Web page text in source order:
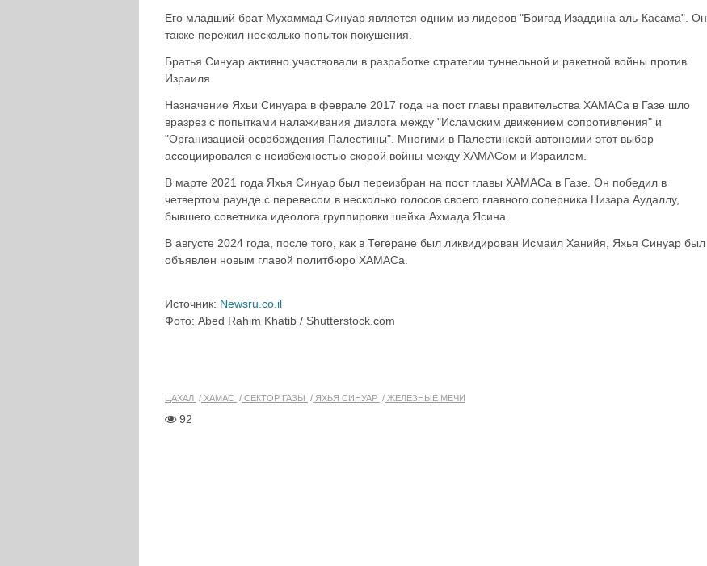
Его младший брат Мухаммад Синуар является одним из лидеров "Бригад Изаддина аль-Касама". Он
также пережил несколько попыток покушения.
Братья Синуар активно участвовали в разработке стратегии туннельной и ракетной войны против
Израиля.
Назначение Яхьи Синуара в феврале 2017 года на пост главы правительства ХАМАСа в Газе шло
вразрез с попытками налаживания диалога между "Исламским движением сопротивления" и
"Организацией освобождения Палестины". Многими в Палестинской автономии этот выбор
ассоциировался с неизбежностью скорой войны между ХАМАСом и Израилем.
В марте 2021 года Яхья Синуар был переизбран на пост главы ХАМАСа в Газе. Он победил в
четвертом раунде с перевесом в несколько голосов своего главного соперника Низара Аудаллу,
бывшего советника идеолога группировки шейха Ахмада Ясина.
В августе 2024 года, после того, как в Тегеране был ликвидирован Исмаил Ханийя, Яхья Синуар был
объявлен новым главой политбюро ХАМАСа.
Источник: Newsru.co.il
Фото: Abed Rahim Khatib / Shutterstock.com
ЦАХАЛ ХАМАС СЕКТОР ГАЗЫ ЯХЬЯ СИНУАР ЖЕЛЕЗНЫЕ МЕЧИ
92